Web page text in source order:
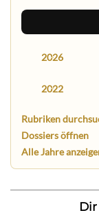
2026
2022
Rubriken
Dossiers öffnen
Alle Jahre